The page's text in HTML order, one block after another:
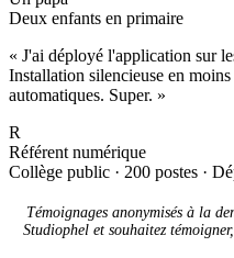
Deux enfants en primaire
« J'ai déployé l'application sur
Installation silencieuse en
automatiques. Super. »
R
Référent numérique
Collège public · 200 postes ·
Témoignages anonymisés à la
Studiophel et souhaitez